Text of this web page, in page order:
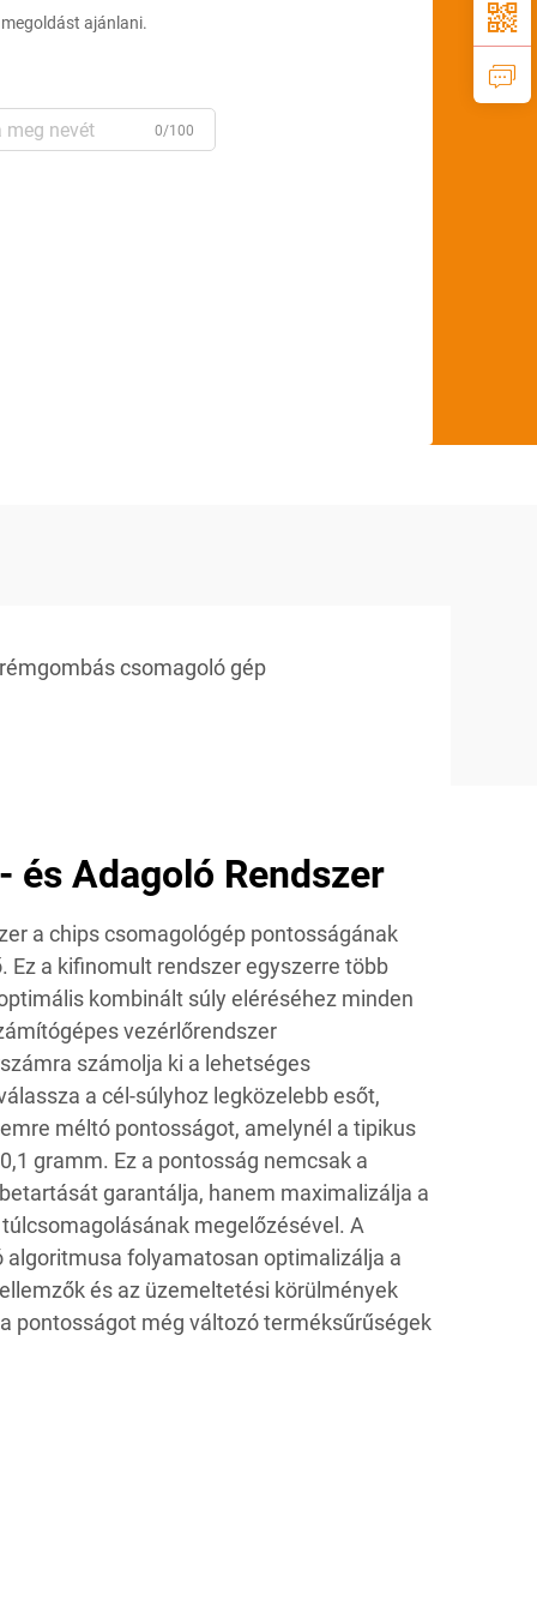
ajánlani.
0/100
csomagoló gép
és Adagoló Rendszer
a chips csomagológép pontosságának
Ez a kifinomult rendszer egyszerre több
kombinált súly eléréséhez minden
vezérlőrendszer
számolja ki a lehetséges
a cél-súlyhoz legközelebb esőt,
méltó pontosságot, amelynél a tipikus
gramm. Ez a pontosság nemcsak a
garantálja, hanem maximalizálja a
megelőzésével. A
algoritmusa folyamatosan optimalizálja a
és az üzemeltetési körülmények
pontosságot még változó terméksűrűségek